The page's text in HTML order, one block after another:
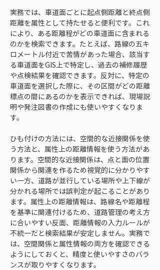
実務では、車道面ごとに起点側距離と終点側
距離を属性として持たせると便利です。これ
により、ある距離程がどの車道面に含まれる
のかを検索できます。たとえば、路線の五キ
ロメートル付近で苦情があった場合、該当す
る車道面をGIS上で特定し、過去の補修履歴
や点検結果を確認できます。反対に、特定の
車道面を選択した際に、その区間がどの距離
標点の間にあるのかを表示できれば、現場説
明や発注図書の作成にも使いやすくなりま
す。
ひも付けの方法には、空間的な近接関係を使
う方法と、属性上の距離情報を使う方法があ
ります。空間的な近接関係は、点と面の位置
関係から関連を作るため視覚的に分かりやす
い一方、道路が並行している場所や上下線が
分かれる場所では誤判定が起こることがあり
ます。属性上の距離情報は、路線名や距離程
を基準に関連付けるため、道路管理の考え方
に合いやすい反面、距離情報の入力ルールが
不統一だと検索結果が安定しません。実務で
は、空間関係と属性情報の両方を確認できる
ようにしておくと、精度と使いやすさのバラ
ンスが取りやすくなります。